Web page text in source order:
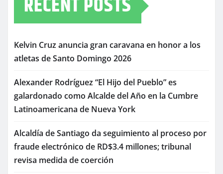
Kelvin Cruz anuncia gran caravana en honor a los
atletas de Santo Domingo 2026
Alexander Rodríguez “El Hijo del Pueblo” es
galardonado como Alcalde del Año en la Cumbre
Latinoamericana de Nueva York
Alcaldía de Santiago da seguimiento al proceso por
fraude electrónico de RD$3.4 millones; tribunal
revisa medida de coerción